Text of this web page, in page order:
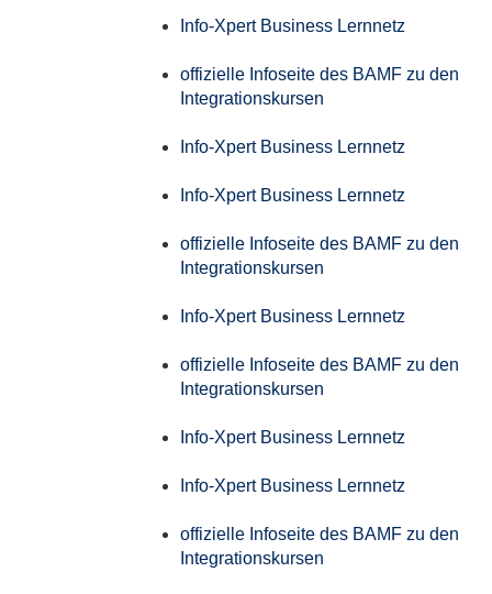
Info-Xpert Business Lernnetz
offizielle Infoseite des BAMF zu den
Integrationskursen
Info-Xpert Business Lernnetz
Info-Xpert Business Lernnetz
offizielle Infoseite des BAMF zu den
Integrationskursen
Info-Xpert Business Lernnetz
offizielle Infoseite des BAMF zu den
Integrationskursen
Info-Xpert Business Lernnetz
Info-Xpert Business Lernnetz
offizielle Infoseite des BAMF zu den
Integrationskursen